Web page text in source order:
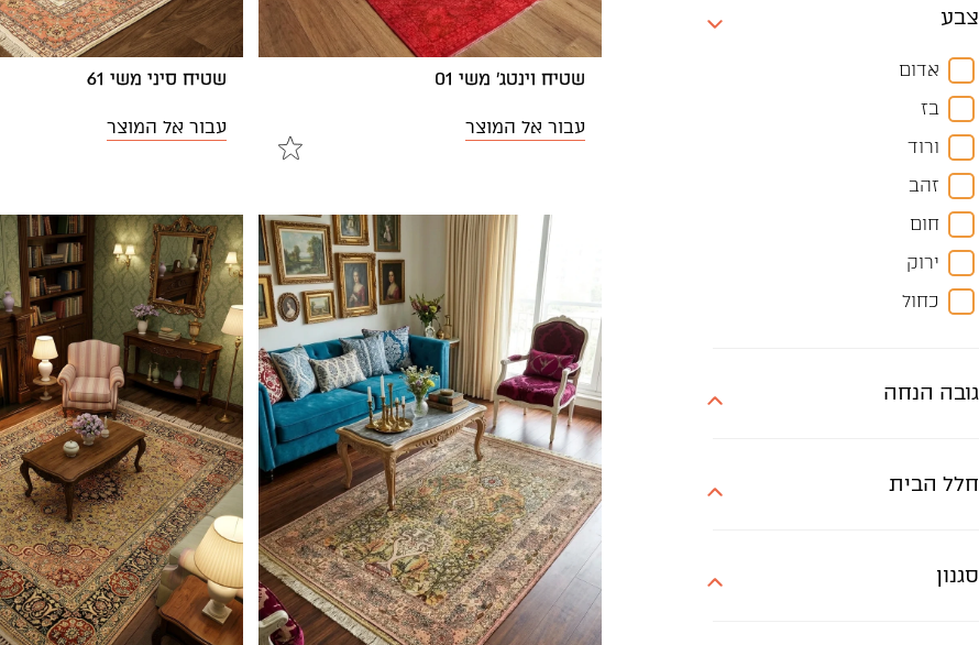
250X150
300X200
300X250
350X250
370X270
400X300
450X300
90X60
צבע
אדום
בז
ורוד
זהב
חום
ירוק
כחול
גובה הנחה
חלל הבית
סגנון
שטיח וינטג' משי 01
עבור אל המוצר
שטיח סיני משי 61
עבור אל המוצר